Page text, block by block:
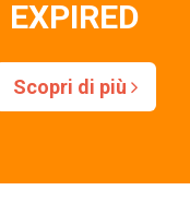
EXPIRED
Scopri di più